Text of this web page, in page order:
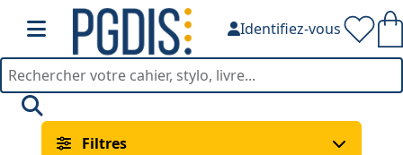
Identifiez-vous
Boîtes à Fiches — PGDIS
Filtres